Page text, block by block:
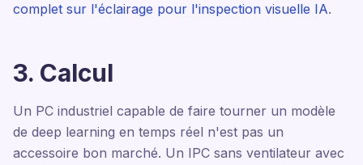
complet sur l'éclairage pour l'inspection visuelle IA.
3. Calcul
Un PC industriel capable de faire tourner un modèle
de deep learning en temps réel n'est pas un
accessoire bon marché. Un IPC sans ventilateur avec